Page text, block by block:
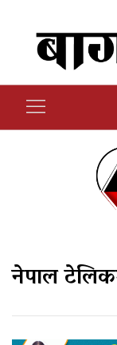
नेपाल